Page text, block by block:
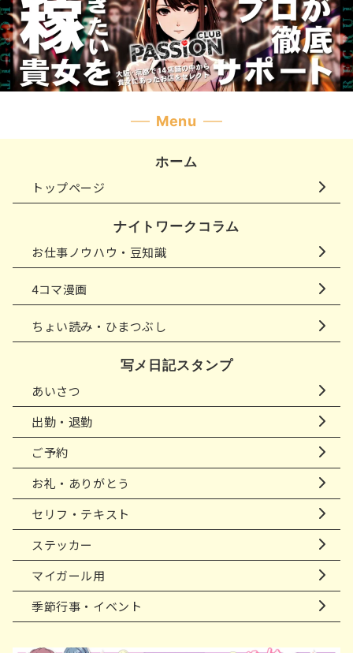
Menu
ホーム
トップページ
ナイトワークコラム
お仕事ノウハウ・豆知識
4コマ漫画
ちょい読み・ひまつぶし
写メ日記スタンプ
あいさつ
出勤・退勤
ご予約
お礼・ありがとう
セリフ・テキスト
ステッカー
マイガール用
季節行事・イベント